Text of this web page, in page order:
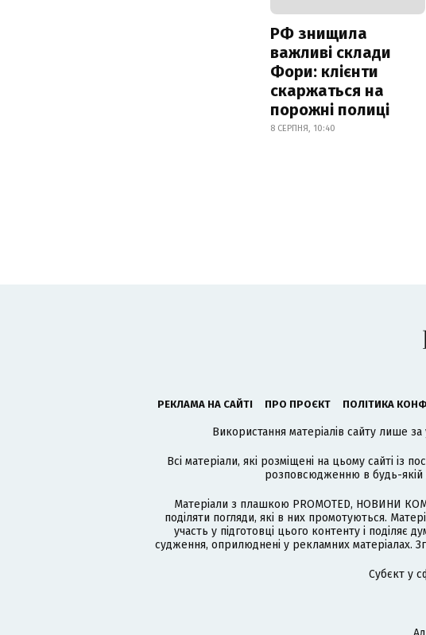
РФ знищила
важливі склади
Фори: клієнти
скаржаться на
порожні полиці
8 СЕРПНЯ, 10:40
РЕКЛАМА НА САЙТІ ПРО ПРОЄКТ ПОЛІТИКА
Використання матеріалів сайту лише
Всі матеріали, які розміщені на цьому сайті із
розповсюдженню в будь-якій
Матеріали з плашкою PROMOTED, НОВИНИ
поділяти погляди, які в них промотуються.
участь у підготовці цього контенту і поділяє
судження, оприлюднені у рекламних матеріалах.
Cубєкт у